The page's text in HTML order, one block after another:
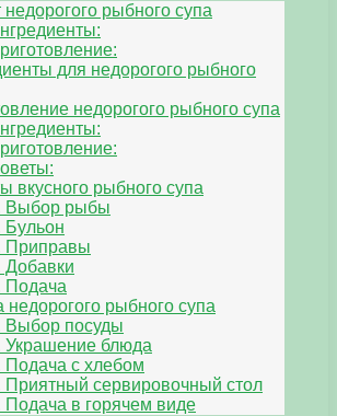
недорогого рыбного супа
для недорогого рыбного
недорогого рыбного супа
вкусного рыбного супа
Выбор рыбы
Бульон
Приправы
Добавки
Подача
недорогого рыбного супа
Выбор посуды
Украшение блюда
Подача с хлебом
Приятный сервировочный стол
Подача в горячем виде